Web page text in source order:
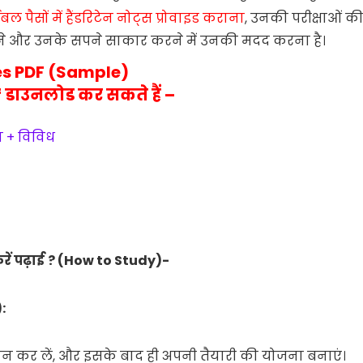
पैसों में हैंडरिटेन नोट्स प्रोवाइड कराना, उनकी परीक्षाओं की
और उनके सपने साकार करने में उनकी मदद करना है।
PDF (Sample)
कर सकते हैं –
विविध
पढ़ाई ? (How to Study)-
:
लें, और इसके बाद ही अपनी तैयारी की योजना बनाएं।